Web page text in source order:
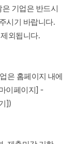
기업은 반드시
시기 바랍니다.
외됩니다.
은 홈페이지 내에
이페이지 ] -
])